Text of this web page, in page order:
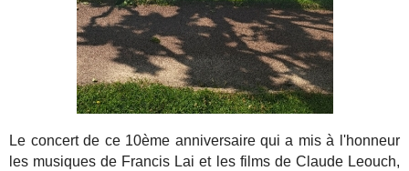
Le concert de ce 10ème anniversaire qui a mis à l'honneur
les musiques de Francis Lai et les films de Claude Leouch,